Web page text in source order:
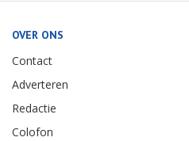
OVER ONS
Contact
Adverteren
Redactie
Colofon